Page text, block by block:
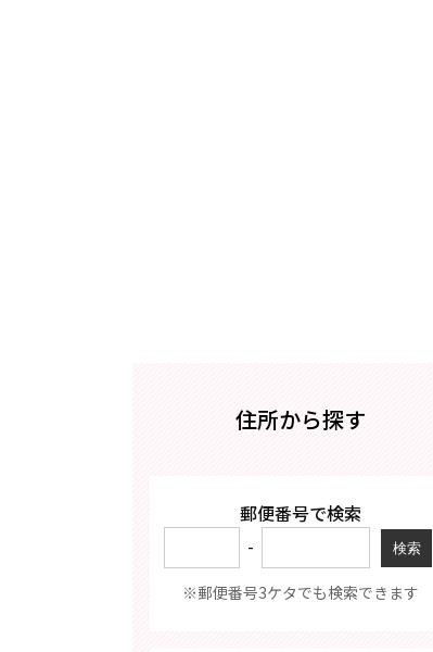
住所から探す
郵便番号で検索
-
※郵便番号3ケタでも検索できます